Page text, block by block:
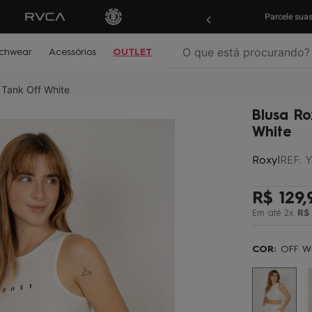
em até 10x sem juros! Aproveite! Parcele
Acessórios OUTLET
Off White
Blusa
White
Roxy| REF:
R$ 129,
Em até 2x R$
COR: OFF
termos mais buscados
º
mochila
moletom
º
boardshort
º
maio
º
º
gorro